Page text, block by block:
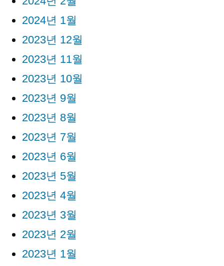
2024년 1월
2023년 12월
2023년 11월
2023년 10월
2023년 9월
2023년 8월
2023년 7월
2023년 6월
2023년 5월
2023년 4월
2023년 3월
2023년 2월
2023년 1월